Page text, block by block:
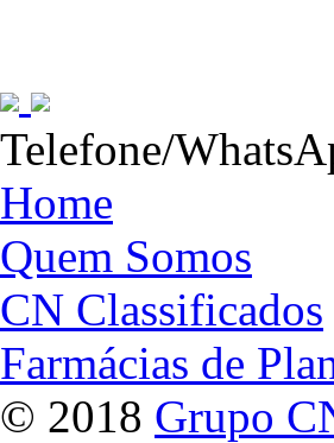
Telefone/
Home
Quem Somos
CN Classificados
Farmácias de
© 2018 Grupo